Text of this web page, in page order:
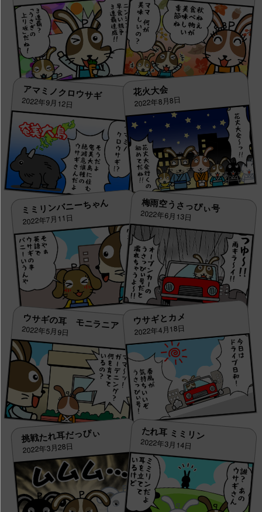
アマミノクロウサギ
2022年9月12日
花火大会
2022年8月8日
ミミリンバニーちゃん
2022年7月11日
梅雨空うさっぴぃ号
2022年6月13日
ウサギの耳 モニラニア
2022年5月9日
ウサギとカメ
2022年4月18日
挑戦たれ耳だっぴぃ
2022年3月28日
たれ耳 ミミリン
2022年3月14日